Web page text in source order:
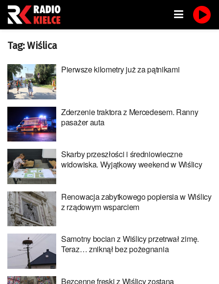
Tag:Wiślica
Pierwsze kilometry już za pątnikami
Zderzenie traktora z Mercedesem. Ranny
pasażer auta
Skarby przeszłości i średniowieczne
widowiska. Wyjątkowy weekend w Wiślicy
Renowacja zabytkowego popiersia w Wiślicy
z rządowym wsparciem
Samotny bocian z Wiślicy przetrwał zimę.
Teraz… zniknął bez pożegnania
Bezcenne freski z Wiślicy zostaną